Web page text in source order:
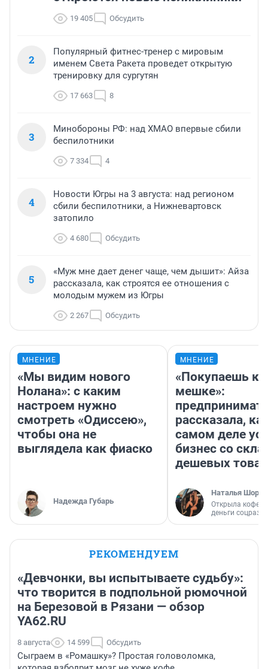
19 405 Обсудить
2
Популярный фитнес-тренер с мировым
именем Света Ракета проведет открытую
тренировку для сургутян
17 663 8
3
Минобороны РФ: над ХМАО впервые сбили
беспилотники
7 334 4
4
Новости Югры на 3 августа: над регионом
сбили беспилотники, а Нижневартовск
затопило
4 680 Обсудить
5
«Муж мне дает денег чаще, чем дышит»: Айза
рассказала, как строятся ее отношения с
молодым мужем из Югры
2 267 Обсудить
МНЕНИЕ
«Мы видим нового
Нолана»: с каким
настроем нужно
смотреть «Одиссею»,
чтобы она не
выглядела как фиаско
Надежда Губарь
МНЕНИЕ
«Покупаешь
мешке»:
рассказала,
самом деле
бизнес со
дешевых
Наталья
Открыла
деньги
РЕКОМЕНДУЕМ
«Девчонки, вы испытываете судьбу»:
что творится в подпольной рюмочной
на Березовой в Рязани — обзор
YA62.RU
8 августа 14 599 Обсудить
Сыграем в «Ромашку»? Простая головоломка,